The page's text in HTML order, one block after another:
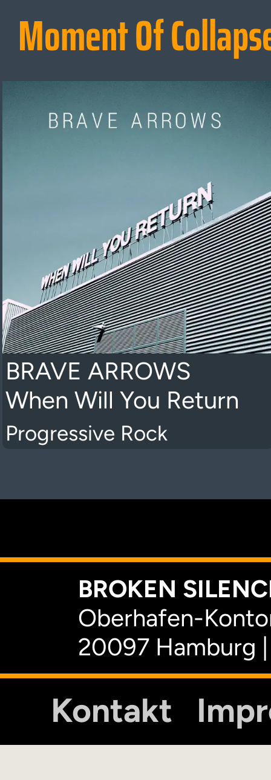
Moment Of
BRAVE ARROWS
When Will You Return
Progressive Rock
BROKEN
Oberhafen-
20097 Hamburg
Kontakt